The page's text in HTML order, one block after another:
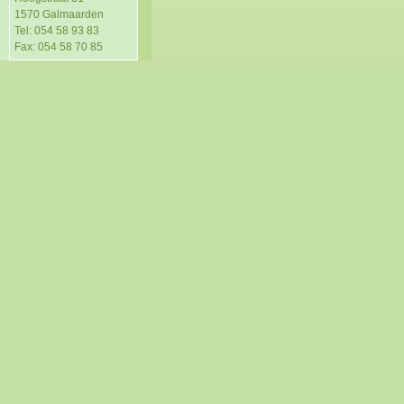
1570 Galmaarden
Tel: 054 58 93 83
Fax: 054 58 70 85